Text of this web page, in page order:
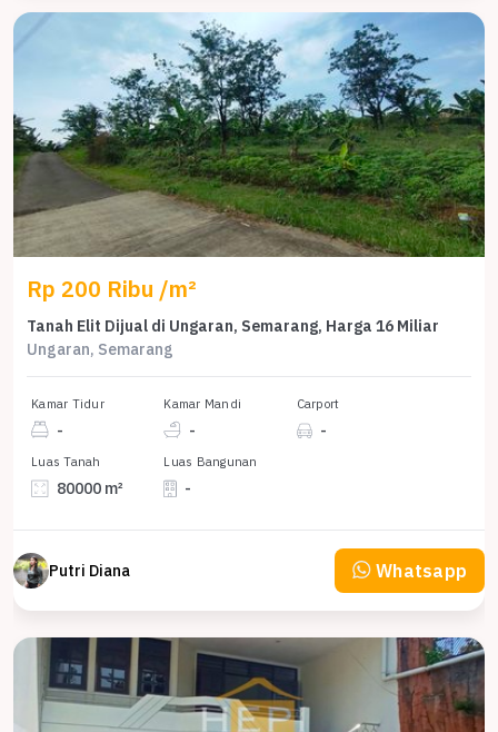
Rp 200 Ribu /m²
Tanah Elit Dijual di Ungaran, Semarang, Harga 16 Miliar
Ungaran, Semarang
Kamar Tidur
-
Kamar Mandi
-
Carport
-
Luas Tanah
80000 m²
Luas Bangunan
-
Putri Diana Whatsapp